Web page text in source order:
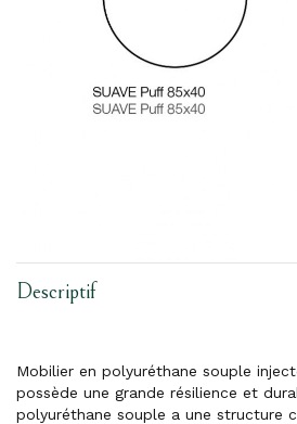
Descriptif
Mobilier en polyuréthane souple
possède une grande résilience et
polyuréthane souple a une structure